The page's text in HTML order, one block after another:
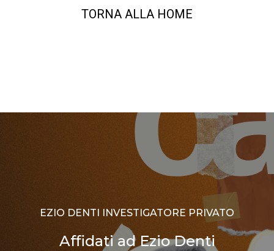
TORNA ALLA HOME
EZIO DENTI INVESTIGATORE PRIVATO
Affidati ad Ezio Denti